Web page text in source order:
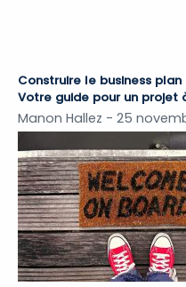
Construire le business
Votre guide pour un projet
Manon Hallez 25